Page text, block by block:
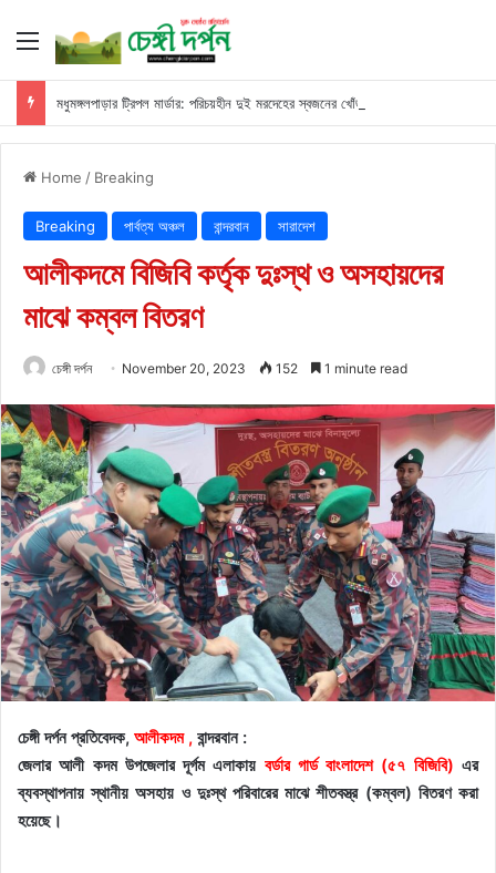
Menu
মধুমঙ্গলপাড়ার ট্রিপল মার্ডার: পরিচয়হীন দুই মরদেহের স্বজনের খোঁজ পুলিশের
Home / Breaking
Breaking পার্বত্য অঞ্চল বান্দরবান সারাদেশ
আলীকদমে বিজিবি কর্তৃক দুঃস্থ ও অসহায়দের
মাঝে কম্বল বিতরণ
চেঙ্গী দর্পন November 20, 2023 152 1 minute read
চেঙ্গী দর্পন প্রতিবেদক, আলীকদম , বান্দরবান :
জেলার আলী কদম উপজেলার দূর্গম এলাকায় বর্ডার গার্ড বাংলাদেশ (৫৭ বিজিবি) এর
ব্যবস্থাপনায় স্থানীয় অসহায় ও দুঃস্থ পরিবারের মাঝে শীতবস্ত্র (কম্বল) বিতরণ করা
হয়েছে।